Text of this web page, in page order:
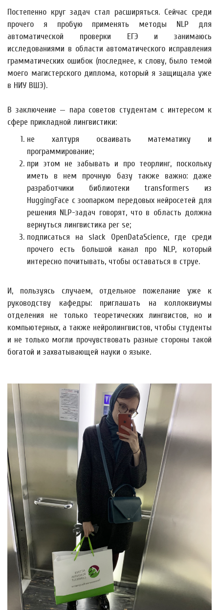
Постепенно круг задач стал расширяться. Сейчас среди
прочего я пробую применять методы NLP для
автоматической проверки ЕГЭ и занимаюсь
исследованиями в области автоматического исправления
грамматических ошибок (последнее, к слову, было темой
моего магистерского диплома, который я защищала уже
в НИУ ВШЭ).
В заключение — пара советов студентам с интересом к
сфере прикладной лингвистики:
не халтуря осваивать математику и
программирование;
при этом не забывать и про теорлинг, поскольку
иметь в нем прочную базу также важно: даже
разработчики библиотеки transformers из
HuggingFace с зоопарком передовых нейросетей для
решения NLP-задач говорят, что в область должна
вернуться лингвистика per se;
подписаться на slack OpenDataScience, где среди
прочего есть большой канал про NLP, который
интересно почитывать, чтобы оставаться в струе.
И, пользуясь случаем, отдельное пожелание уже к
руководству кафедры: приглашать на коллоквиумы
отделения не только теоретических лингвистов, но и
компьютерных, а также нейролингвистов, чтобы студенты
и не только могли прочувствовать разные стороны такой
богатой и захватывающей науки о языке.